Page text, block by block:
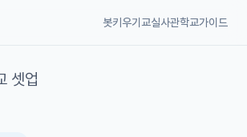
봇키우기교실사관학교가이드
셋업